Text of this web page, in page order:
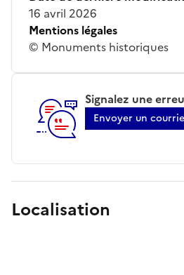
16 avril 2026
Mentions légales
© Monuments historiques
Signalez une
Envoyer un
Localisation